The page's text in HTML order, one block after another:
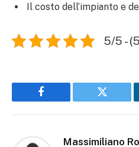
Il costo dell’impianto e
5/5 -
Facebook Twitter
Massimiliano